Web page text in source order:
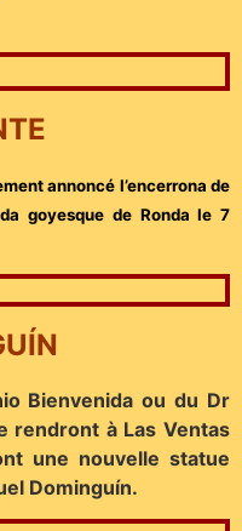
annoncé l’encerrona de
goyesque de Ronda le 7
Bienvenida ou du Dr
rendront à Las Ventas
une nouvelle statue
Dominguín.